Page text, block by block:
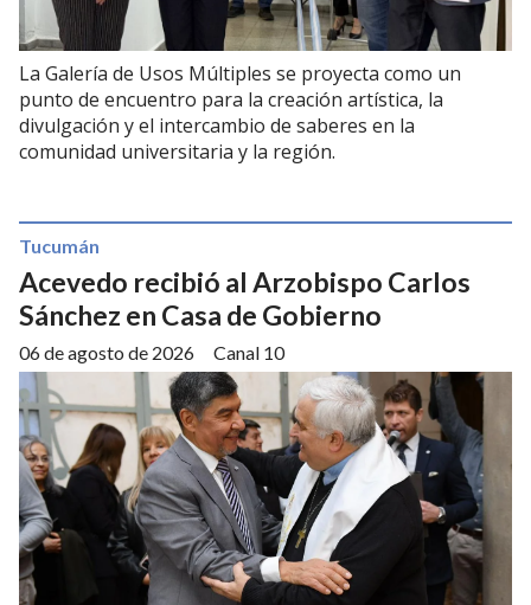
La Galería de Usos Múltiples se proyecta como un
punto de encuentro para la creación artística, la
divulgación y el intercambio de saberes en la
comunidad universitaria y la región.
Acevedo recibió al Arzobispo Carlos
Sánchez en Casa de Gobierno
Canal 10
Tucumán
06 de agosto de 2026